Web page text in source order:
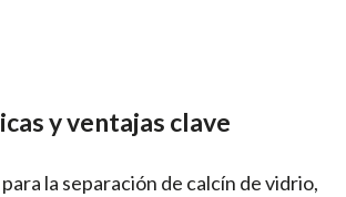
y ventajas clave
la separación de calcín de vidrio,